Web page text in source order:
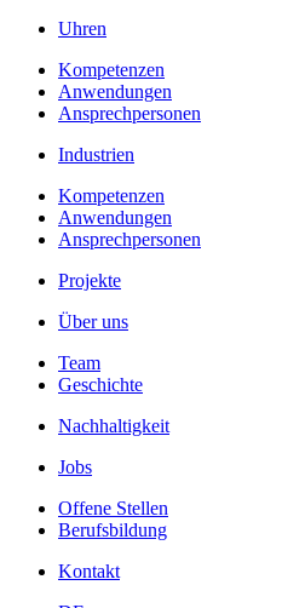
Uhren
Kompetenzen
Anwendungen
Ansprechpersonen
Industrien
Kompetenzen
Anwendungen
Ansprechpersonen
Projekte
Über uns
Team
Geschichte
Nachhaltigkeit
Jobs
Offene Stellen
Berufsbildung
Kontakt